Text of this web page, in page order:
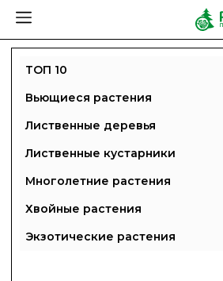
ТОП 10
Вьющиеся растения
Лиственные деревья
Лиственные кустарники
Многолетние растения
Хвойные растения
Экзотические растения